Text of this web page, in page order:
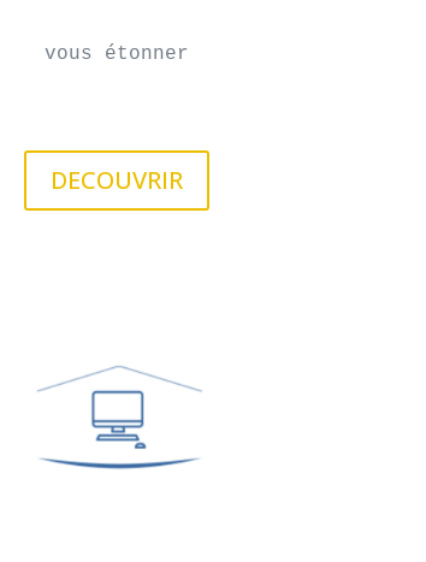
vous étonner
DECOUVRIR